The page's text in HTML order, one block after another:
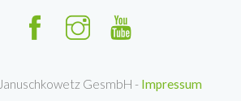
Januschkowetz GesmbH - Impressum